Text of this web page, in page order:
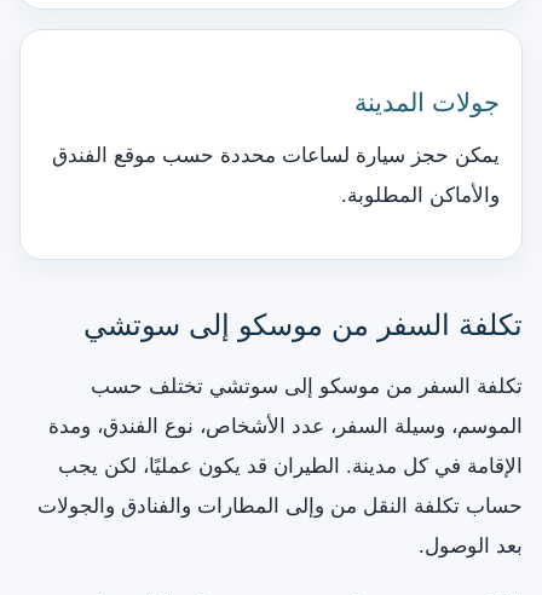
جولات المدينة
يمكن حجز سيارة لساعات محددة حسب موقع الفندق
والأماكن المطلوبة.
تكلفة السفر من موسكو إلى سوتشي
تكلفة السفر من موسكو إلى سوتشي تختلف حسب
الموسم، وسيلة السفر، عدد الأشخاص، نوع الفندق، ومدة
الإقامة في كل مدينة. الطيران قد يكون عمليًا، لكن يجب
حساب تكلفة النقل من وإلى المطارات والفنادق والجولات
بعد الوصول.